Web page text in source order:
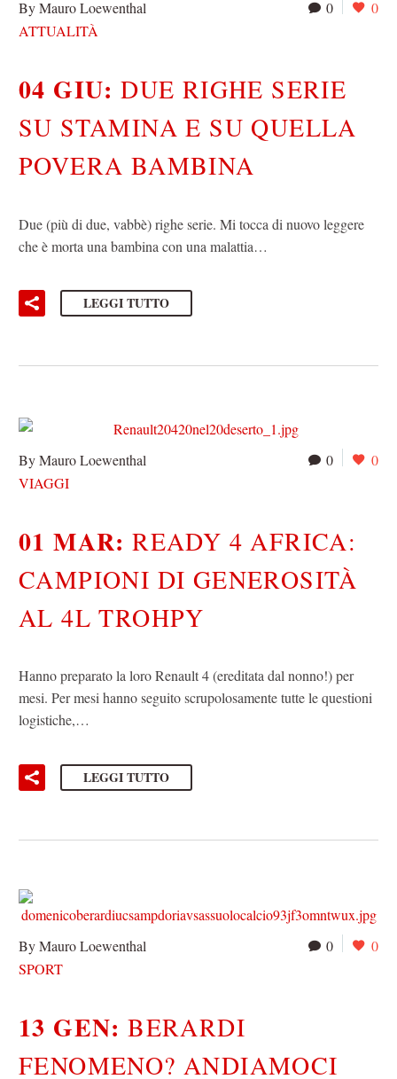
0 0
By Mauro Loewenthal
ATTUALITÀ
04 GIU:DUE RIGHE SERIE
SU STAMINA E SU QUELLA
POVERA BAMBINA
Due (più di due, vabbè) righe serie. Mi tocca di nuovo leggere
che è morta una bambina con una malattia…
LEGGI TUTTO
0 0
By Mauro Loewenthal
VIAGGI
01 MAR:READY 4 AFRICA:
CAMPIONI DI GENEROSITÀ
AL 4L TROHPY
Hanno preparato la loro Renault 4 (ereditata dal nonno!) per
mesi. Per mesi hanno seguito scrupolosamente tutte le questioni
logistiche,…
LEGGI TUTTO
0 0
By Mauro Loewenthal
SPORT
13 GEN:BERARDI
FENOMENO? ANDIAMOCI